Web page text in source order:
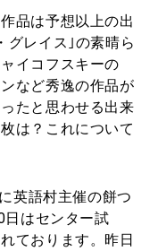
品は予想以上の出
グレイス｣の素晴ら
イコフスキーの
など秀逸の作品が
たと思わせる出来
は？これについて
英語村主催の餅つ
日はセンター試
ております。昨日